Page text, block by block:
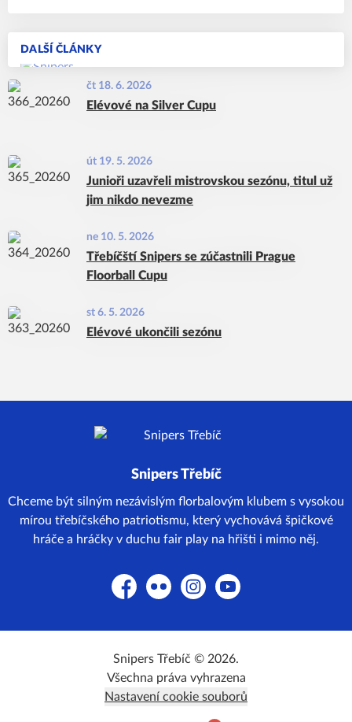
DALŠÍ ČLÁNKY
čt 18. 6. 2026
Elévové na Silver Cupu
út 19. 5. 2026
Junioři uzavřeli mistrovskou sezónu, titul už
jim nikdo nevezme
ne 10. 5. 2026
Třebíčští Snipers se zúčastnili Prague
Floorball Cupu
st 6. 5. 2026
Elévové ukončili sezónu
Snipers Třebíč
Chceme být silným nezávislým florbalovým klubem s vysokou
mírou třebíčského patriotismu, který vychovává špičkové
hráče a hráčky v duchu fair play na hřišti i mimo něj.
FacebookFlickr InstagramYouTube
Snipers Třebíč © 2026.
Všechna práva vyhrazena
Nastavení cookie souborů